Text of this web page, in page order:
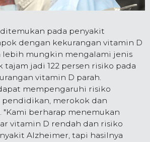
pada penyakit
dengan kekurangan vitamin D
lebih mungkin mengalami jenis
tajam jadi 122 persen risiko pada
vitamin D parah.
mempengaruhi risiko
merokok dan
"Kami berharap menemukan
vitamin D rendah dan risiko
Alzheimer, tapi hasilnya